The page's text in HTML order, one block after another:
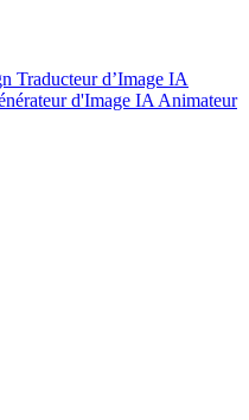
Traducteur d’Image IA
d'Image IA Animateur